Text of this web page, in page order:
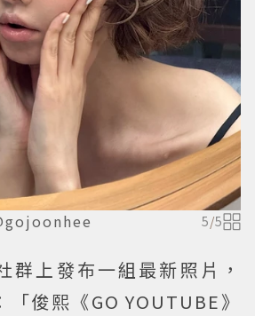
5/5
群上發布一組最新照片，
俊熙《GO YOUTUBE》